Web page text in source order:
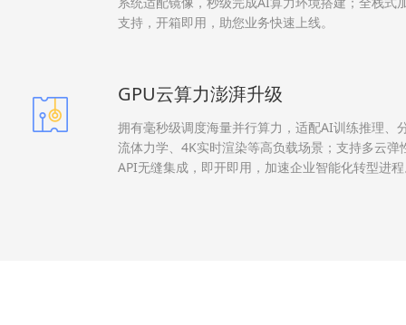
支持，开箱即用，助您业务快速上线。
GPU云算力澎湃升级
拥有毫秒级调度海量并行算力，适配AI训练推理、
流体力学、4K实时渲染等高负载场景；支持多云弹
API无缝集成，即开即用，加速企业智能化转型进